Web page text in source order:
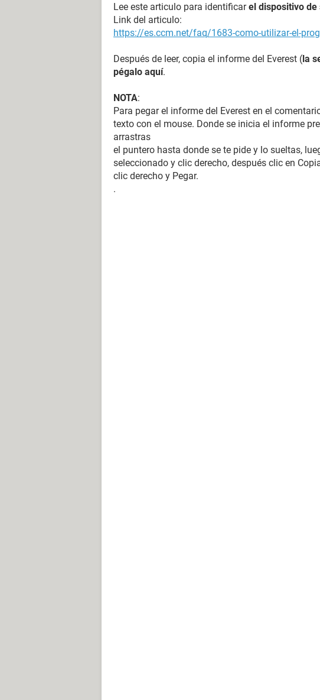
Lee este articulo para identificarel dispositivo de
Link del articulo:
https://es.ccm.net/faq/1683-como-utilizar-el-
Después de leer, copia el informe del Everest (la
pégalo aquí.
NOTA:
Para pegar el informe del Everest en el
texto con el mouse. Donde se inicia el informe
arrastras
el puntero hasta donde se te pide y lo sueltas,
seleccionado y clic derecho, después clic en
clic derecho y Pegar.
.